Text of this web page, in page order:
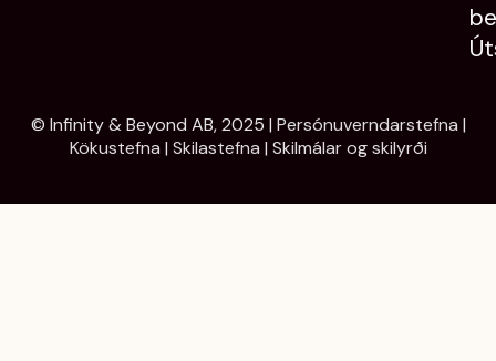
© Infinity & Beyond AB, 2025 | Persónuverndarstefna |
Kökustefna | Skilastefna | Skilmálar og skilyrði